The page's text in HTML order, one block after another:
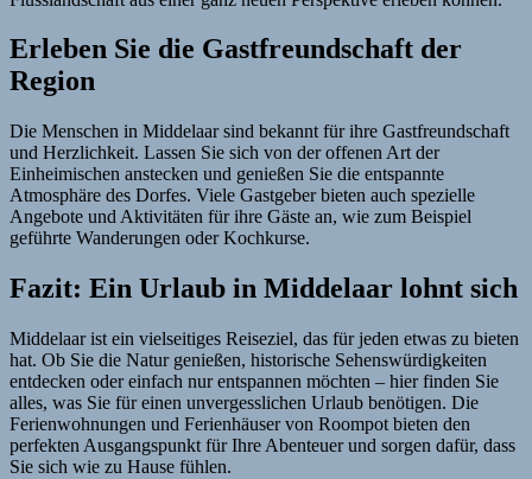
Erleben Sie die Gastfreundschaft der
Region
Die Menschen in Middelaar sind bekannt für ihre Gastfreundschaft
und Herzlichkeit. Lassen Sie sich von der offenen Art der
Einheimischen anstecken und genießen Sie die entspannte
Atmosphäre des Dorfes. Viele Gastgeber bieten auch spezielle
Angebote und Aktivitäten für ihre Gäste an, wie zum Beispiel
geführte Wanderungen oder Kochkurse.
Fazit: Ein Urlaub in Middelaar lohnt sich
Middelaar ist ein vielseitiges Reiseziel, das für jeden etwas zu bieten
hat. Ob Sie die Natur genießen, historische Sehenswürdigkeiten
entdecken oder einfach nur entspannen möchten – hier finden Sie
alles, was Sie für einen unvergesslichen Urlaub benötigen. Die
Ferienwohnungen und Ferienhäuser von Roompot bieten den
perfekten Ausgangspunkt für Ihre Abenteuer und sorgen dafür, dass
Sie sich wie zu Hause fühlen.